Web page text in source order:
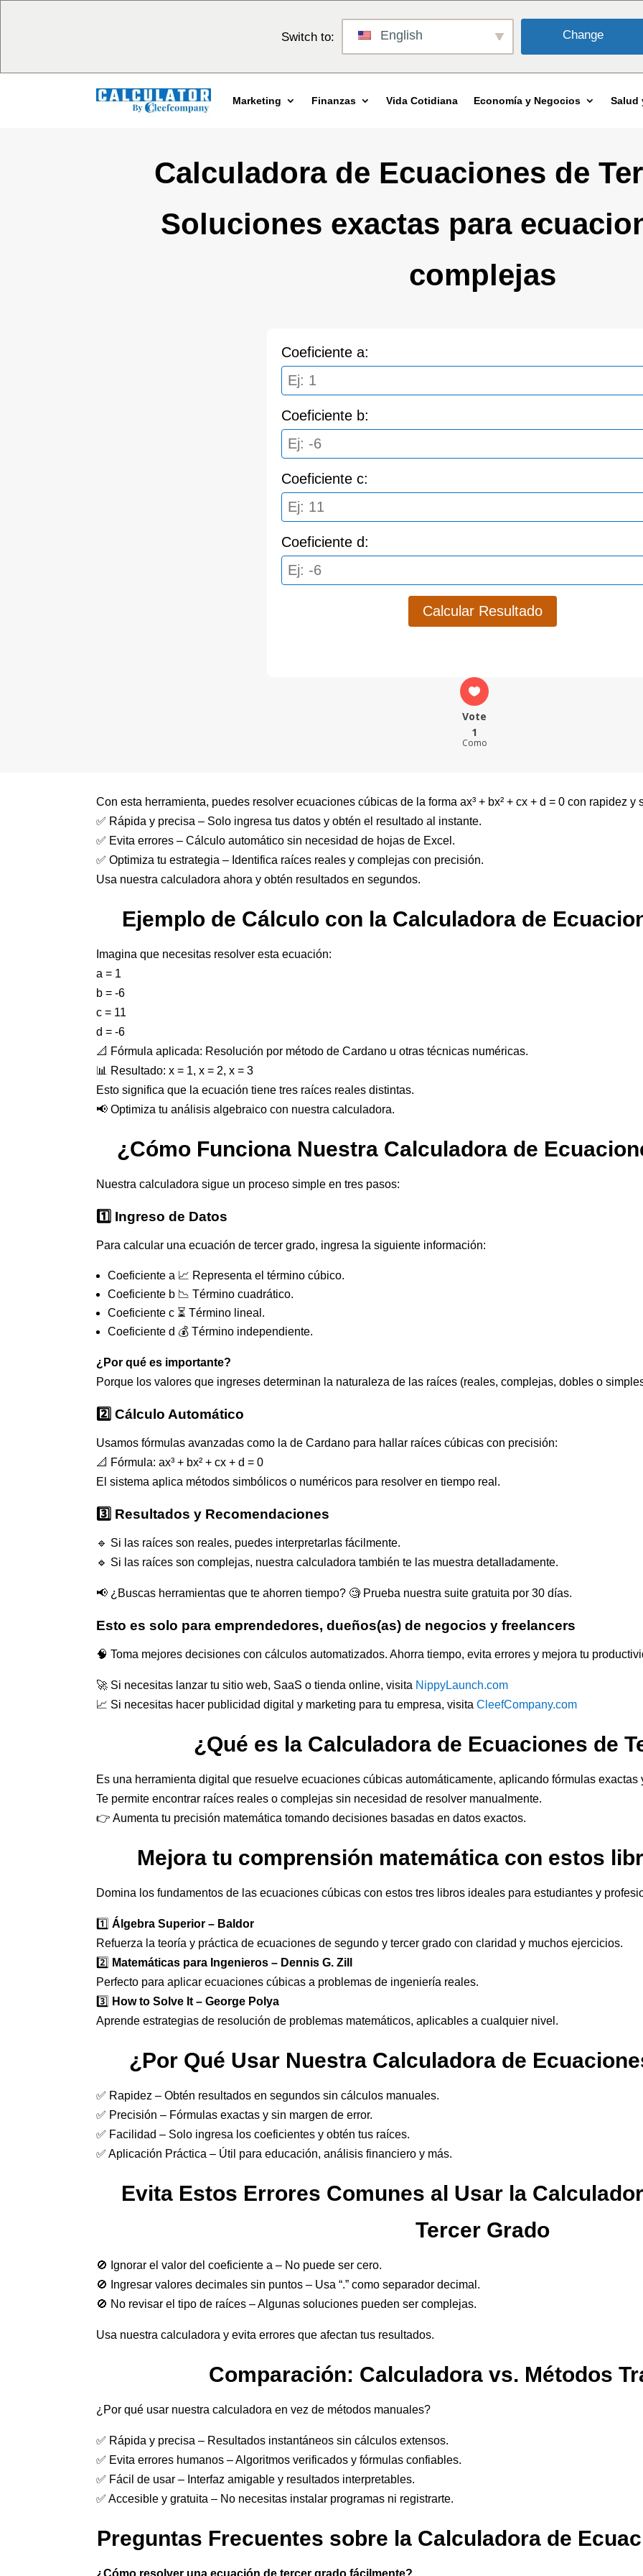
Switch to: English Change
Marketing Finanzas Vida Cotidiana Economía y Negocios Salud
Calculadora de Ecuaciones de
Soluciones exactas para
complejas
Coeficiente a:
Coeficiente b:
Coeficiente c:
Coeficiente d:
Calcular Resultado
Vote
1
Como
Con esta herramienta, puedes resolver ecuaciones cúbicas de la forma ax³ + bx² + cx + d = 0 con rapidez y
✅ Rápida y precisa – Solo ingresa tus datos y obtén el resultado al instante.
✅ Evita errores – Cálculo automático sin necesidad de hojas de Excel.
✅ Optimiza tu estrategia – Identifica raíces reales y complejas con precisión.
Usa nuestra calculadora ahora y obtén resultados en segundos.
Ejemplo de Cálculo con la Calculadora de
Imagina que necesitas resolver esta ecuación:
a = 1
b = -6
c = 11
d = -6
📐 Fórmula aplicada: Resolución por método de Cardano u otras técnicas numéricas.
📊 Resultado: x = 1, x = 2, x = 3
Esto significa que la ecuación tiene tres raíces reales distintas.
📢 Optimiza tu análisis algebraico con nuestra calculadora.
¿Cómo Funciona Nuestra Calculadora de
Nuestra calculadora sigue un proceso simple en tres pasos:
1️⃣ Ingreso de Datos
Para calcular una ecuación de tercer grado, ingresa la siguiente información:
Coeficiente a 📈 Representa el término cúbico.
Coeficiente b 📉 Término cuadrático.
Coeficiente c ⏳ Término lineal.
Coeficiente d 💰 Término independiente.
¿Por qué es importante?
Porque los valores que ingreses determinan la naturaleza de las raíces (reales, complejas, dobles o
2️⃣ Cálculo Automático
Usamos fórmulas avanzadas como la de Cardano para hallar raíces cúbicas con precisión:
📐 Fórmula: ax³ + bx² + cx + d = 0
El sistema aplica métodos simbólicos o numéricos para resolver en tiempo real.
3️⃣ Resultados y Recomendaciones
🔹 Si las raíces son reales, puedes interpretarlas fácilmente.
🔹 Si las raíces son complejas, nuestra calculadora también te las muestra detalladamente.
📢 ¿Buscas herramientas que te ahorren tiempo? 🧐 Prueba nuestra suite gratuita por 30 días.
Esto es solo para emprendedores, dueños(as) de negocios y freelancers
🧠 Toma mejores decisiones con cálculos automatizados. Ahorra tiempo, evita errores y mejora tu
🚀 Si necesitas lanzar tu sitio web, SaaS o tienda online, visita NippyLaunch.com
📈 Si necesitas hacer publicidad digital y marketing para tu empresa, visita CleefCompany.com
¿Qué es la Calculadora de Ecuaciones de
Es una herramienta digital que resuelve ecuaciones cúbicas automáticamente, aplicando fórmulas exactas
Te permite encontrar raíces reales o complejas sin necesidad de resolver manualmente.
👉 Aumenta tu precisión matemática tomando decisiones basadas en datos exactos.
Mejora tu comprensión matemática con estos
Domina los fundamentos de las ecuaciones cúbicas con estos tres libros ideales para estudiantes y
1️⃣Álgebra Superior – Baldor
Refuerza la teoría y práctica de ecuaciones de segundo y tercer grado con claridad y muchos ejercicios.
2️⃣ Matemáticas para Ingenieros – Dennis G. Zill
Perfecto para aplicar ecuaciones cúbicas a problemas de ingeniería reales.
3️⃣ How to Solve It – George Polya
Aprende estrategias de resolución de problemas matemáticos, aplicables a cualquier nivel.
¿Por Qué Usar Nuestra Calculadora de
✅ Rapidez – Obtén resultados en segundos sin cálculos manuales.
✅ Precisión – Fórmulas exactas y sin margen de error.
✅ Facilidad – Solo ingresa los coeficientes y obtén tus raíces.
✅ Aplicación Práctica – Útil para educación, análisis financiero y más.
Evita Estos Errores Comunes al Usar la
Tercer Grado
🚫 Ignorar el valor del coeficiente a – No puede ser cero.
🚫 Ingresar valores decimales sin puntos – Usa “.” como separador decimal.
🚫 No revisar el tipo de raíces – Algunas soluciones pueden ser complejas.
Usa nuestra calculadora y evita errores que afectan tus resultados.
Comparación: Calculadora vs. Métodos
¿Por qué usar nuestra calculadora en vez de métodos manuales?
✅ Rápida y precisa – Resultados instantáneos sin cálculos extensos.
✅ Evita errores humanos – Algoritmos verificados y fórmulas confiables.
✅ Fácil de usar – Interfaz amigable y resultados interpretables.
✅ Accesible y gratuita – No necesitas instalar programas ni registrarte.
Preguntas Frecuentes sobre la Calculadora de